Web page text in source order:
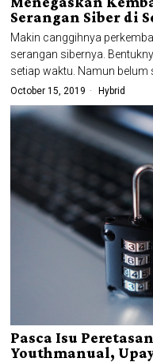
Serangan Siber di
Makin canggihnya
serangan sibernya.
setiap waktu. Namun
October 15, 2019 Hybrid
Pasca Isu
Youthmanual,